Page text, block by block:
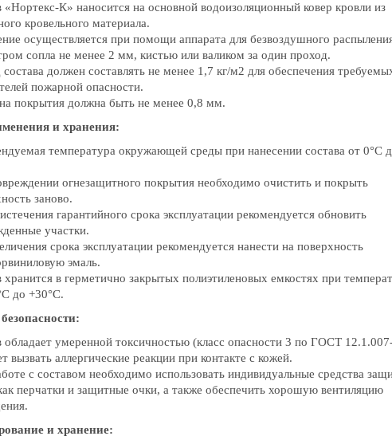
«Нортекс-К» наносится на основной водоизоляционный ковер кровли из
кровельного материала.
осуществляется при помощи аппарата для безвоздушного
сопла не менее 2 мм, кистью или валиком за один проход.
состава должен составлять не менее 1,7 кг/м2 для обеспечения
пожарной опасности.
покрытия должна быть не менее 0,8 мм.
и хранения:
температура окружающей среды при нанесении состава от 0°C
огнезащитного покрытия необходимо очистить и покрыть
заново.
гарантийного срока эксплуатации рекомендуется обновить
участки.
срока эксплуатации рекомендуется нанести на поверхность
эмаль.
хранится в герметично закрытых полиэтиленовых емкостях при
до +30°C.
обладает умеренной токсичностью (класс опасности 3 по ГОСТ
вызвать аллергические реакции при контакте с кожей.
с составом необходимо использовать индивидуальные средства
перчатки и защитные очки, а также обеспечить хорошую вентиляцию
и хранение: